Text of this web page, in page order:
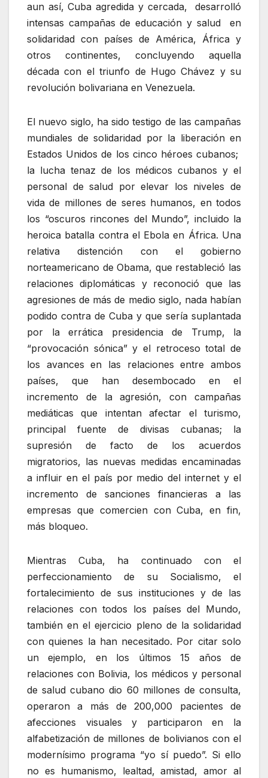
aun así, Cuba agredida y cercada, desarrolló
intensas campañas de educación y salud en
solidaridad con países de América, África y
otros continentes, concluyendo aquella
década con el triunfo de Hugo Chávez y su
revolución bolivariana en Venezuela.
El nuevo siglo, ha sido testigo de las campañas
mundiales de solidaridad por la liberación en
Estados Unidos de los cinco héroes cubanos;
la lucha tenaz de los médicos cubanos y el
personal de salud por elevar los niveles de
vida de millones de seres humanos, en todos
los “oscuros rincones del Mundo”, incluido la
heroica batalla contra el Ebola en África. Una
relativa distención con el gobierno
norteamericano de Obama, que restableció las
relaciones diplomáticas y reconoció que las
agresiones de más de medio siglo, nada habían
podido contra de Cuba y que sería suplantada
por la errática presidencia de Trump, la
“provocación sónica” y el retroceso total de
los avances en las relaciones entre ambos
países, que han desembocado en el
incremento de la agresión, con campañas
mediáticas que intentan afectar el turismo,
principal fuente de divisas cubanas; la
supresión de facto de los acuerdos
migratorios, las nuevas medidas encaminadas
a influir en el país por medio del internet y el
incremento de sanciones financieras a las
empresas que comercien con Cuba, en fin,
más bloqueo.
Mientras Cuba, ha continuado con el
perfeccionamiento de su Socialismo, el
fortalecimiento de sus instituciones y de las
relaciones con todos los países del Mundo,
también en el ejercicio pleno de la solidaridad
con quienes la han necesitado. Por citar solo
un ejemplo, en los últimos 15 años de
relaciones con Bolivia, los médicos y personal
de salud cubano dio 60 millones de consulta,
operaron a más de 200,000 pacientes de
afecciones visuales y participaron en la
alfabetización de millones de bolivianos con el
modernísimo programa “yo sí puedo”. Si ello
no es humanismo, lealtad, amistad, amor al